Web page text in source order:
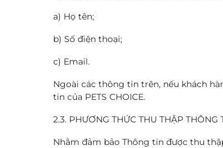
a) Họ tên;
b) Số điện thoại;
c) Email.
Ngoài các thông tin trên, nếu khách
tin của PETS CHOICE.
2.3. PHƯƠNG THỨC THU THẬP THÔNG
Nhằm đảm bảo Thông tin được thu